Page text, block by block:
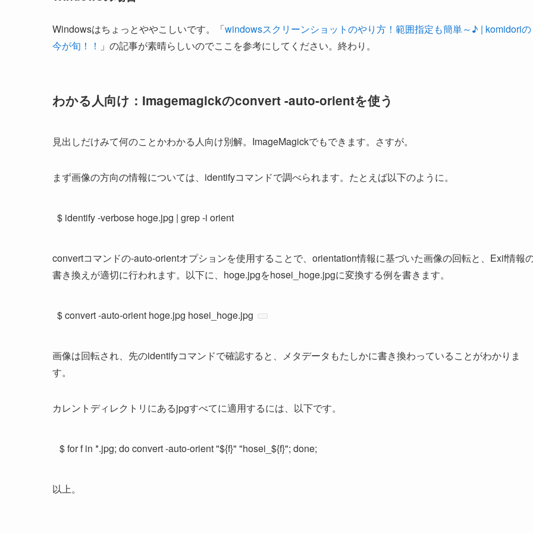
Windowsはちょっとややこしいです。「windowsスクリーンショットのやり方！範囲指定も簡単～♪ | komidoriの
今が旬！！ 」の記事が素晴らしいのでここを参考にしてください。終わり。
わかる人向け：Imagemagickのconvert -auto-orientを使う
見出しだけみて何のことかわかる人向け別解。ImageMagickでもできます。さすが。
まず画像の方向の情報については、identifyコマンドで調べられます。たとえば以下のように。
$ identify -verbose hoge.jpg | grep -i orient
convertコマンドの-auto-orientオプションを使用することで、orientation情報に基づいた画像の回転と、Exif情報
書き換えが適切に行われます。以下に、hoge.jpgをhosei_hoge.jpgに変換する例を書きます。
$ convert -auto-orient hoge.jpg hosei_hoge.jpg
画像は回転され、先のidentifyコマンドで確認すると、メタデータもたしかに書き換わっていることがわかりま
す。
カレントディレクトリにあるjpgすべてに適用するには、以下です。
$ for f in *.jpg; do convert -auto-orient "${f}" "hosei_${f}"; done;
以上。